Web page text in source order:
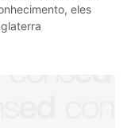
eles